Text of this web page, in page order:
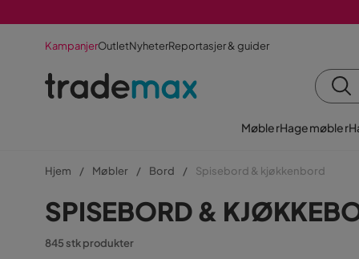
KampanjerOutletNyheterReportasjer & guider
MøblerHagemøbler
Hjem Møbler Bord Spisebord & kjøkkenbord
SPISEBORD &
845 stk produkter